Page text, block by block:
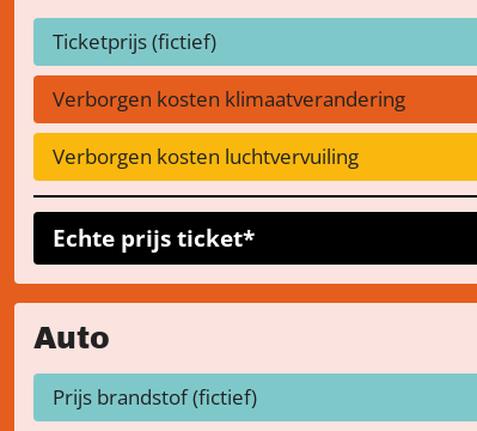
Ticketprijs (fictief)
Verborgen kosten klimaatverandering
Verborgen kosten luchtvervuiling
Echte prijs ticket*
Auto
Prijs brandstof (fictief)